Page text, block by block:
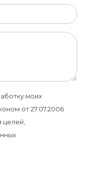
моих
от 27.07.2006
целей,